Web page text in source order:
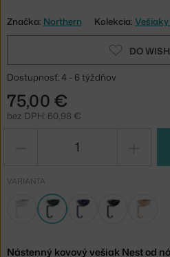
Značka: Northern Kolekcia:
DO
Dostupnosť: 4 - 6 týždňov
75,00 €
bez DPH: 60,98 €
VARIANTA
Nástenný kovový vešiak Nest od